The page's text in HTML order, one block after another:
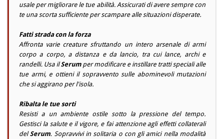
usale per migliorare le tue abilità. Assicurati di avere sempre con
te una scorta sufficiente per scampare alle situazioni disperate.
Fatti strada con la forza
Affronta varie creature sfruttando un intero arsenale di armi
corpo a corpo, a distanza e da lancio, tra cui lance, archi e
randelli. Usa ilSerumper modificare e instillare tratti speciali alle
tue armi, e ottieni il sopravvento sulle abominevoli mutazioni
che si aggirano per l'isola.
Ribalta le tue sorti
Resisti a un ambiente ostile sotto la pressione del tempo.
Gestisci la salute e il vigore, e fai attenzione agli effetti collaterali
del Serum. Sopravvivi in solitaria o con gli amici nella modalità